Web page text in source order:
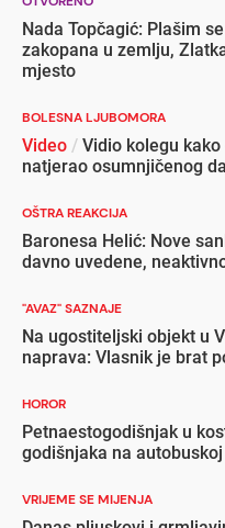
Nada Topčagić: Plašim
zakopana u zemlju,
mjesto
BOLESNA LJUBOMORA
Video / Vidio kolegu
natjerao osumnjičenog
OŠTRA REAKCIJA
Baronesa Helić: Nove
davno uvedene,
"AVAZ" SAZNAJE
Na ugostiteljski objekt u
naprava: Vlasnik je
HOROR
Petnaestogodišnjak u
godišnjaka na
VRIJEME SE MIJENJA